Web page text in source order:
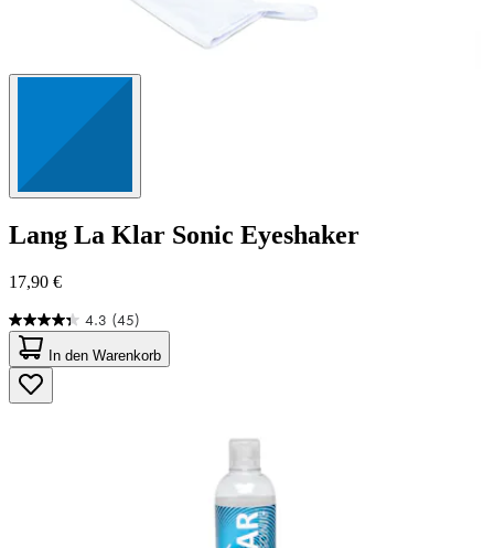
Lang La Klar Sonic Eyeshaker
17,90 €
4.3 (45)
4.3
von
5
Sternen.
45
In den Warenkorb